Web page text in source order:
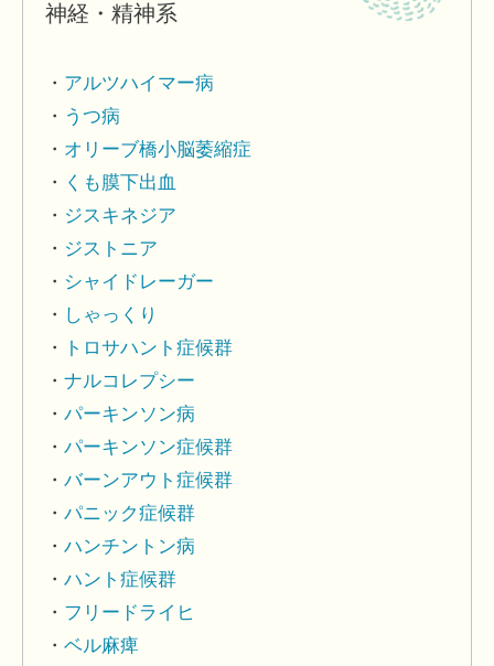
神経・精神系
アルツハイマー病
うつ病
オリーブ橋小脳萎縮症
くも膜下出血
ジスキネジア
ジストニア
シャイドレーガー
しゃっくり
トロサハント症候群
ナルコレプシー
パーキンソン病
パーキンソン症候群
バーンアウト症候群
パニック症候群
ハンチントン病
ハント症候群
フリードライヒ
ベル麻痺